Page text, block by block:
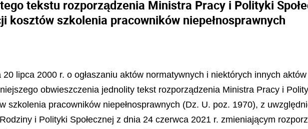
tekstu rozporządzenia Ministra Pracy i Polityki
kosztów szkolenia pracowników niepełnosprawnych
lipca 2000 r. o ogłaszaniu aktów normatywnych i niektórych innych
obwieszczenia jednolity tekst rozporządzenia Ministra Pracy i
szkolenia pracowników niepełnosprawnych (Dz. U. poz. 1970), z
i Polityki Społecznej z dnia 24 czerwca 2021 r. zmieniającym